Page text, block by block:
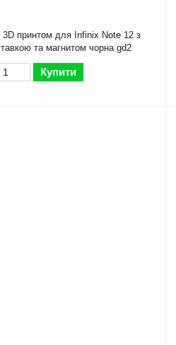
3D принтом для Infinix Note 12 з
та магнитом чорна gd2
Купити